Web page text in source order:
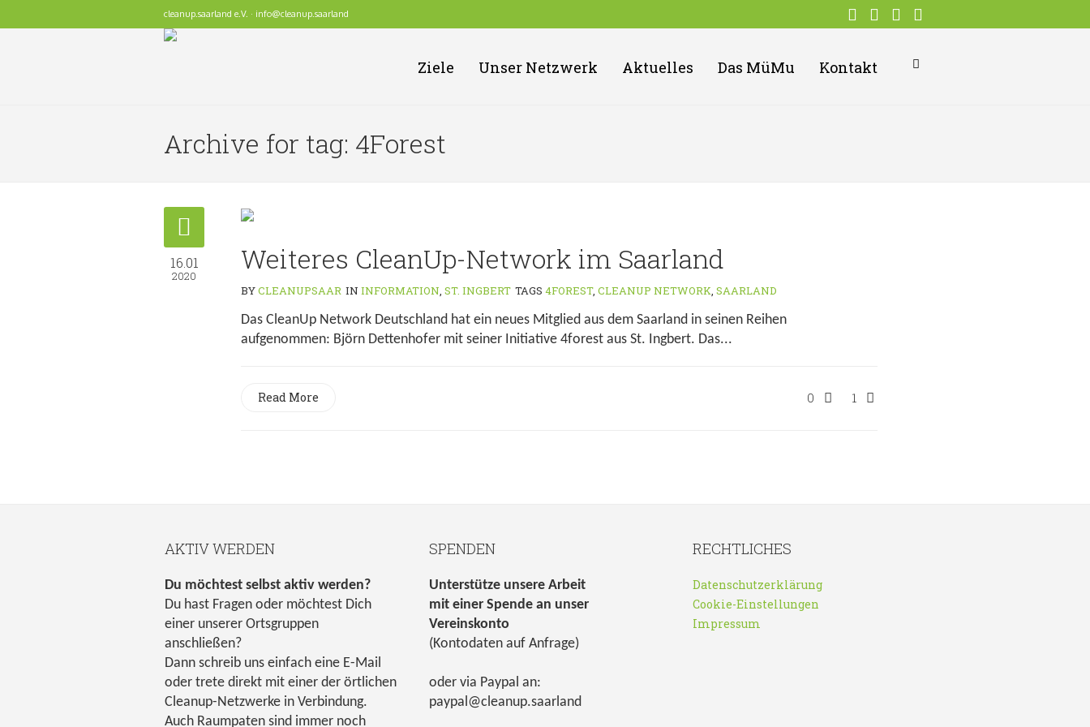
cleanup.saarland e.V. · info@cleanup.saarland
Ziele Unser Netzwerk Aktuelles Das MüMu Kontakt
Archive for tag: 4Forest
16.01
2020 Weiteres CleanUp-Network im Saarland
BYCLEANUPSAAR IN INFORMATION, ST. INGBERT TAGS 4FOREST, CLEANUP NETWORK, SAARLAND
Das CleanUp Network Deutschland hat ein neues Mitglied aus dem Saarland in seinen Reihen
aufgenommen: Björn Dettenhofer mit seiner Initiative 4forest aus St. Ingbert. Das...
0 1
Read More
AKTIV WERDEN
Du möchtest selbst aktiv werden?
Du hast Fragen oder möchtest Dich
einer unserer Ortsgruppen
anschließen?
Dann schreib uns einfach eine E-Mail
oder trete direkt mit einer der örtlichen
Cleanup-Netzwerke in Verbindung.
Auch Raumpaten sind immer noch
SPENDEN
Unterstütze unsere Arbeit
mit einer Spende an unser
Vereinskonto
(Kontodaten auf Anfrage)
oder via Paypal an:
paypal@cleanup.saarland
RECHTLICHES
Datenschutzerklärung
Cookie-Einstellungen
Impressum